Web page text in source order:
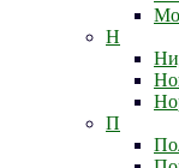
Н
П